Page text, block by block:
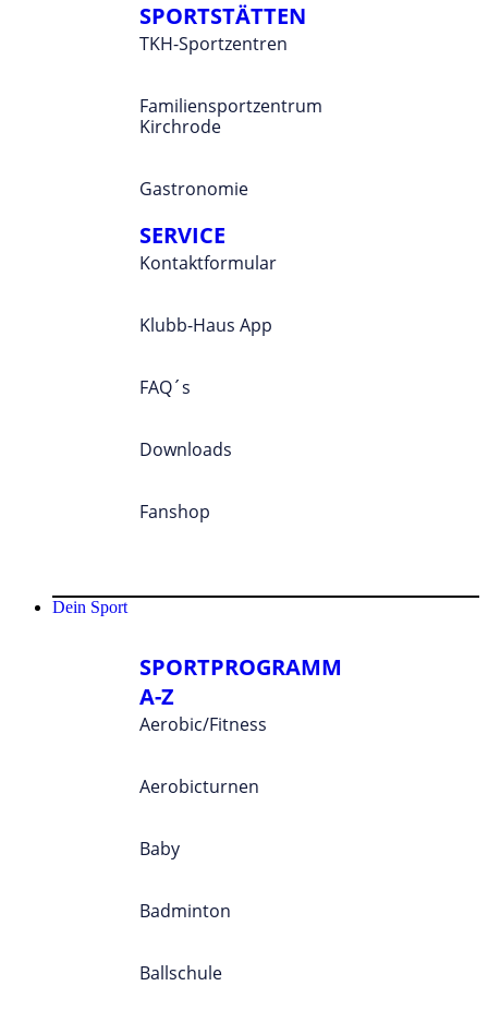
SPORTSTÄTTEN
TKH-Sportzentren
Familiensportzentrum
Kirchrode
Gastronomie
SERVICE
Kontaktformular
Klubb-Haus App
FAQ´s
Downloads
Fanshop
Dein Sport
SPORTPROGRAMM
A-Z
Aerobic/Fitness
Aerobicturnen
Baby
Badminton
Ballschule